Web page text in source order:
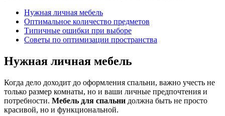
Нужная личная мебель
Оптимальное количество предметов
Типичные ошибки при выборе
Советы по оптимизации пространства
Нужная личная мебель
Когда дело доходит до оформления спальни, важно учесть не
только размер комнаты, но и ваши личные предпочтения и
потребности. Мебель для спальни должна быть не просто
красивой, но и функциональной.